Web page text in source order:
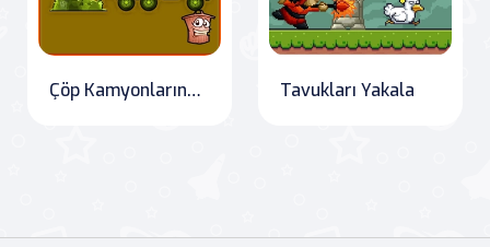
Çöp Kamyonlarındaki Gizli Çöp Kutusu Tavukları Yakala